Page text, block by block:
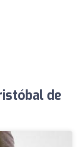
de